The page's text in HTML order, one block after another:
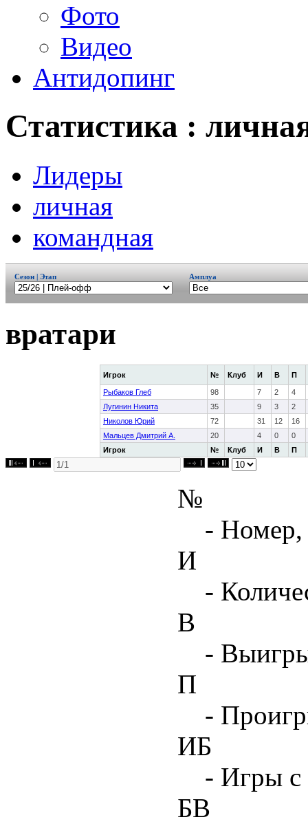
Фото
Видео
Антидопинг
Статистика :
Лидеры
личная
командная
Сезон | Этап Амплуа
вратари
Игрок № Клуб И В П
Игрок № Клуб И В П
Рыбаков Глеб 98 7 2
4
Лугинин Никита
35 9 3
2
Николов Юрий
72 31 12
16
Мальцев Дмитрий А.
20 4 0 0
№
- Номер,
И
-
В
-
П
-
ИБ
- Игры с
БВ